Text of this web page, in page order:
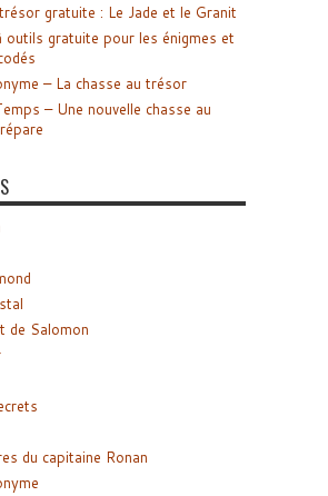
gratuite : Le Jade et le Granit
outils gratuite pour les énigmes et
– La chasse au trésor
– Une nouvelle chasse au
de Salomon
du capitaine Ronan